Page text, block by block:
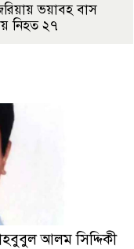
ভয়াবহ বাস
নিহত ২৭
আলম সিদ্দিকী